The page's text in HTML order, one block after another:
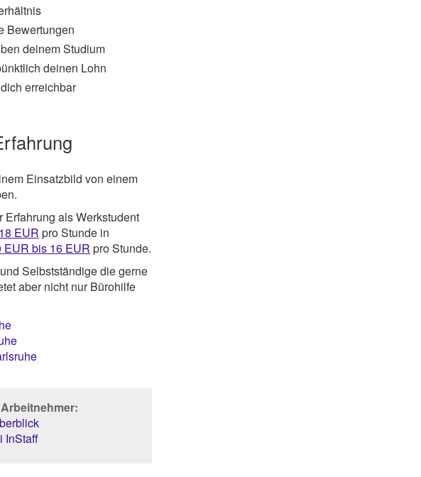
Bewertungen
deinem Studium
deinen Lohn
erreichbar
Einsatzbild von einem
als Werkstudent
EUR pro Stunde in
EUR bis 16 EUR pro Stunde.
Selbstständige die gerne
aber nicht nur Bürohilfe
InStaff